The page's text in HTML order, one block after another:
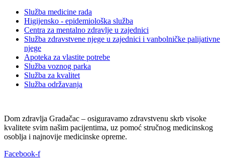
Služba medicine rada
Higijensko - epidemiološka služba
Centra za mentalno zdravlje u zajednici
Služba zdravstvene njege u zajednici i vanbolničke palijativne
njege
Apoteka za vlastite potrebe
Služba voznog parka
Služba za kvalitet
Služba održavanja
Dom zdravlja Gradačac – osiguravamo zdravstvenu skrb visoke
kvalitete svim našim pacijentima, uz pomoć stručnog medicinskog
osoblja i najnovije medicinske opreme.
Facebook-f